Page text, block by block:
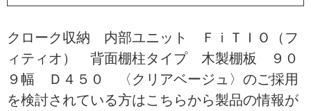
クローク収納 内部ユニット ＦｉＴＩＯ（フ
ィティオ） 背面棚柱タイプ 木製棚板 ９０
９幅 Ｄ４５０ 〈クリアベージュ〉のご採用
を検討されている方はこちらから製品の情報が